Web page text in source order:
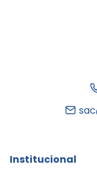
Institucional